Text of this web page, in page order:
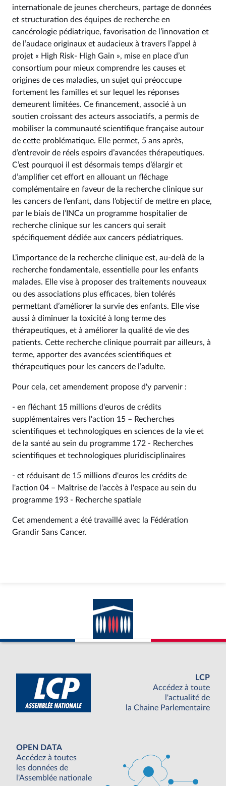
internationale de jeunes chercheurs, partage de données
et structuration des équipes de recherche en
cancérologie pédiatrique, favorisation de l’innovation et
de l’audace originaux et audacieux à travers l’appel à
projet « High Risk- High Gain », mise en place d’un
consortium pour mieux comprendre les causes et
origines de ces maladies, un sujet qui préoccupe
fortement les familles et sur lequel les réponses
demeurent limitées. Ce financement, associé à un
soutien croissant des acteurs associatifs, a permis de
mobiliser la communauté scientifique française autour
de cette problématique. Elle permet, 5 ans après,
d’entrevoir de réels espoirs d’avancées thérapeutiques.
C’est pourquoi il est désormais temps d’élargir et
d’amplifier cet effort en allouant un fléchage
complémentaire en faveur de la recherche clinique sur
les cancers de l’enfant, dans l’objectif de mettre en place,
par le biais de l’INCa un programme hospitalier de
recherche clinique sur les cancers qui serait
spécifiquement dédiée aux cancers pédiatriques.
L’importance de la recherche clinique est, au-delà de la
recherche fondamentale, essentielle pour les enfants
malades. Elle vise à proposer des traitements nouveaux
ou des associations plus efficaces, bien tolérés
permettant d’améliorer la survie des enfants. Elle vise
aussi à diminuer la toxicité à long terme des
thérapeutiques, et à améliorer la qualité de vie des
patients. Cette recherche clinique pourrait par ailleurs, à
terme, apporter des avancées scientifiques et
thérapeutiques pour les cancers de l’adulte.
Pour cela, cet amendement propose d'y parvenir :
- en fléchant 15 millions d'euros de crédits
supplémentaires vers l'action 15 – Recherches
scientifiques et technologiques en sciences de la vie et
de la santé au sein du programme 172 - Recherches
scientifiques et technologiques pluridisciplinaires
- et réduisant de 15 millions d'euros les crédits de
l'action 04 – Maîtrise de l'accès à l'espace au sein du
programme 193 - Recherche spatiale
Cet amendement a été travaillé avec la Fédération
Grandir Sans Cancer.
LCP
Accédez à toute
l'actualité de
la Chaine Parlementaire
OPEN DATA
Accédez à toutes
les données de
l'Assemblée nationale